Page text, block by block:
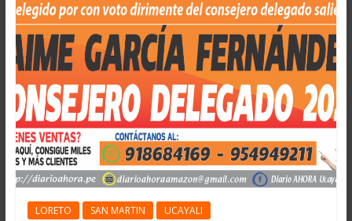
LORETO SAN MARTIN UCAYALI